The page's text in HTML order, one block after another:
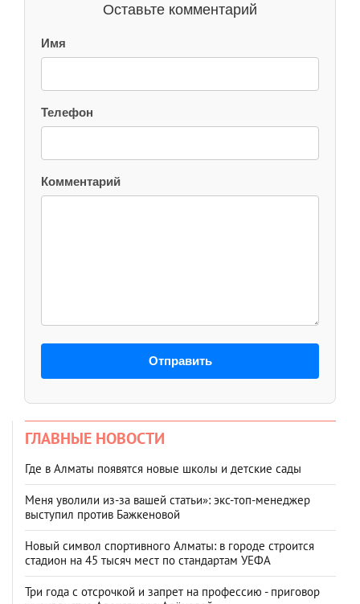
Оставьте комментарий
Имя
Телефон
Комментарий
Отправить
ГЛАВНЫЕ НОВОСТИ
Где в Алматы появятся новые школы и детские сады
Меня уволили из-за вашей статьи»: экс-топ-менеджер
выступил против Бажкеновой
Новый символ спортивного Алматы: в городе строится
стадион на 45 тысяч мест по стандартам УЕФА
Три года с отсрочкой и запрет на профессию - приговор